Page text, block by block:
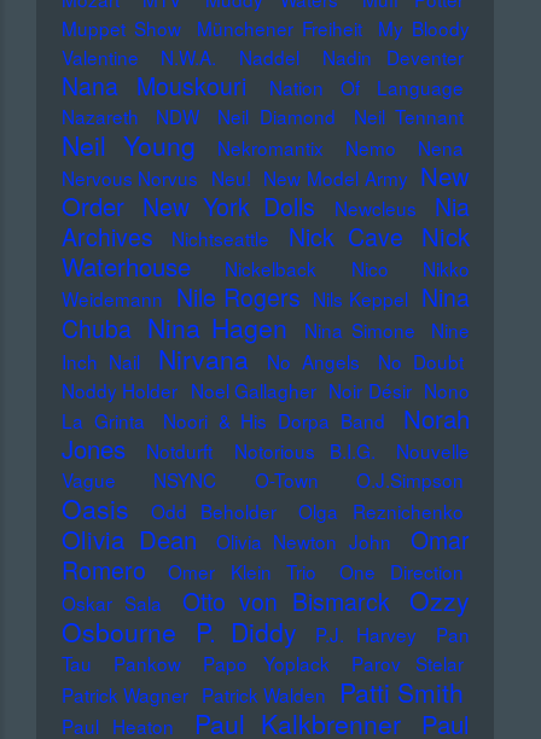
Muppet Show
Münchener Freiheit
My Bloody
Valentine
N.W.A. Naddel Nadin Deventer
Nana Mouskouri
Nation Of Language
Nazareth
NDW Neil Diamond Neil Tennant
Neil Young Nekromantix Nemo
Nena
Nervous Norvus Neu! New Model Army New
Order New York Dolls Newcleus
Nia
Archives
Nichtseattle Nick Cave
Nick
Waterhouse
Nickelback Nico
Nikko
Weidemann Nile Rogers Nils Keppel Nina
Chuba Nina Hagen Nina Simone
Nine
Inch Nail
Nirvana No Angels
No Doubt
Noddy Holder Noel Gallagher Noir Désir Nono
La Grinta
Noori & His Dorpa Band
Norah
Jones
Notdurft Notorious B.I.G.
Nouvelle
Vague
NSYNC O-Town O.J.Simpson
Oasis Odd Beholder Olga Reznichenko
Olivia Dean Olivia Newton John
Omar
Romero
Omer Klein Trio
One Direction
Oskar Sala
Otto von Bismarck Ozzy
Osbourne
P. Diddy P.J. Harvey
Pan
Tau
Pankow Papo Yoplack
Parov Stelar
Patrick Wagner Patrick Walden Patti Smith
Paul Heaton Paul Kalkbrenner
Paul